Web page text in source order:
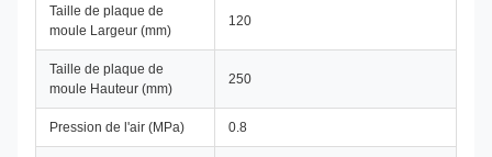
Taille de plaque de
moule Largeur (mm)
120
Taille de plaque de
moule Hauteur (mm)
250
Pression de l'air (MPa) 0.8